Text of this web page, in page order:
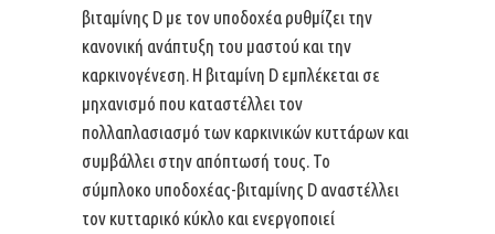
βιταμίνης D με τον υποδοχέα ρυθμίζει την
κανονική ανάπτυξη του μαστού και την
καρκινογένεση. Η βιταμίνη D εμπλέκεται σε
μηχανισμό που καταστέλλει τον
πολλαπλασιασμό των καρκινικών κυττάρων και
συμβάλλει στην απόπτωσή τους. Το
σύμπλοκο υποδοχέας-βιταμίνης D αναστέλλει
τον κυτταρικό κύκλο και ενεργοποιεί